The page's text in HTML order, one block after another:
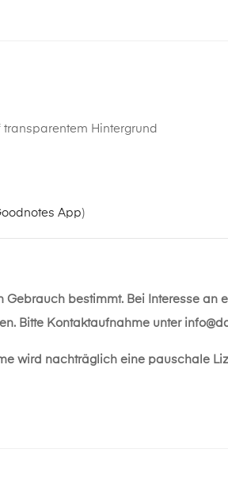
Hintergrund
App)
bestimmt. Bei Interesse an
Bitte Kontaktaufnahme unter
wird nachträglich eine pauschale